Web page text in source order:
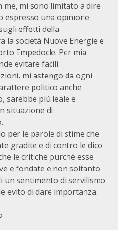
me, mi sono limitato a dire
espresso una opinione
effetti della
la società Nuove Energie e
Empedocle. Per mia
evitare facili
mi astengo da ogni
politico anche
sarebbe più leale e
situazione di
per le parole di stime che
gradite e di contro le dico
le critiche purchè esse
e fondate e non soltanto
un sentimento di servilismo
evito di dare importanza.